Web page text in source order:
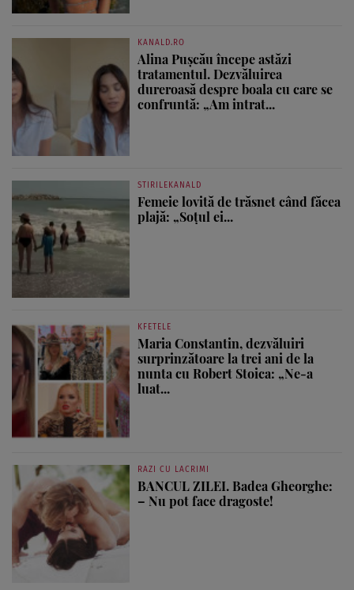
KANALD.RO
Alina Pușcău începe astăzi
tratamentul. Dezvăluirea
dureroasă despre boala cu care se
confruntă: „Am intrat...
STIRILEKANALD
Femeie lovită de trăsnet când făcea
plajă: „Soțul ei...
KFETELE
Maria Constantin, dezvăluiri
surprinzătoare la trei ani de la
nunta cu Robert Stoica: „Ne-a
luat...
RAZI CU LACRIMI
BANCUL ZILEI. Badea Gheorghe:
– Nu pot face dragoste!